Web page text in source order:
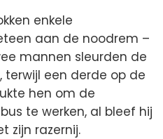
enkele
aan de noodrem –
mannen sleurden de
een derde op de
hen om de
te werken, al bleef hij
zijn razernij.